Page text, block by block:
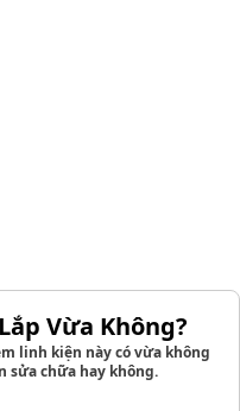
Vừa Không?
linh kiện này có vừa không
sửa chữa hay không.